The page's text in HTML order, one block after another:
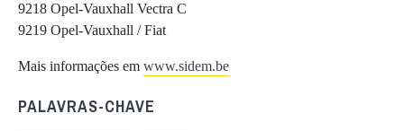
9218 Opel-Vauxhall Vectra C
9219 Opel-Vauxhall / Fiat
Mais informações em www.sidem.be
PALAVRAS-CHAVE